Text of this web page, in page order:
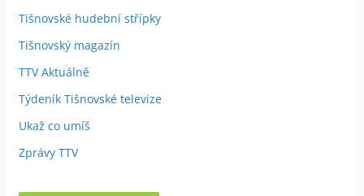
Tišnovské hudební střípky
Tišnovský magazín
TTV Aktuálně
Týdeník Tišnovské televize
Ukaž co umíš
Zprávy TTV